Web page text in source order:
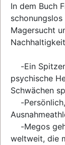
In dem Buch
Magersucht
-Ein
psychische
Schwächen
-Persönlich,
-Megos
weltweit, die